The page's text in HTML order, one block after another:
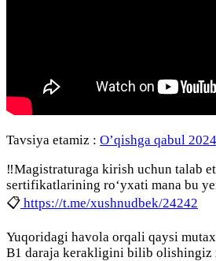
Tavsiya etamiz : O’qishga qabul 2024
‼️Magistraturaga kirish uchun talab
sertifikatlarining ro‘yxati mana bu
📋 https://t.me/xushnudbek/24242
Yuqoridagi havola orqali qaysi
B1 daraja kerakligini bilib olishingiz